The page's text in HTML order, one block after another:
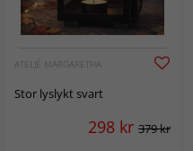
ATELJÉ MARGARETHA
Stor lyslykt svart
298 kr 379 kr